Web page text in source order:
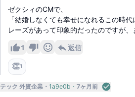
ゼクシィのCMで、
「結婚しなくても幸せになれるこの時
レーズがあって印象的だったのですが、
1 返信
👏1
テック 外資企業 1a9e0b 7ヶ月前